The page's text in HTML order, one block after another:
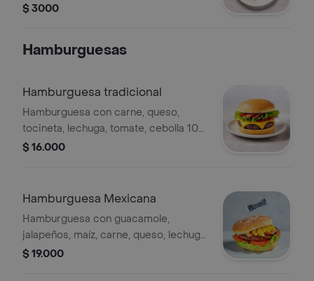
$ 3000
Hamburguesas
Hamburguesa tradicional
Hamburguesa con carne, queso,
tocineta, lechuga, tomate, cebolla 100
gr.
$ 16.000
Hamburguesa Mexicana
Hamburguesa con guacamole,
jalapeños, maíz, carne, queso, lechuga
y tomate. 100 gr.
$ 19.000